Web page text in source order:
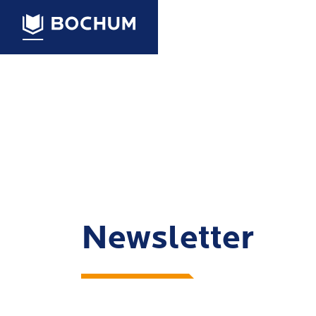
Newsletter